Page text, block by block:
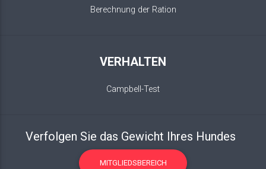
Berechnung der Ration
VERHALTEN
Campbell-Test
Verfolgen Sie das Gewicht Ihres Hundes
MITGLIEDSBEREICH